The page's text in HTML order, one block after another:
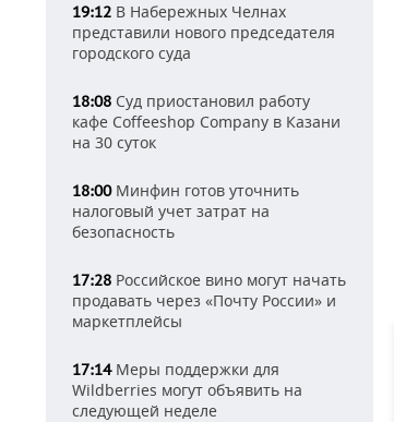
19:12 В Набережных Челнах
представили нового председателя
городского суда
18:08 Суд приостановил работу
кафе Coffeeshop Company в Казани
на 30 суток
18:00Минфин готов уточнить
налоговый учет затрат на
безопасность
17:28 Российское вино могут начать
продавать через «Почту России» и
маркетплейсы
17:14Меры поддержки для
Wildberries могут объявить на
следующей неделе